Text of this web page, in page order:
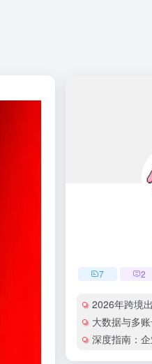
7 2
2026年跨境出海必看：如
大数据与多账号运营神
深度指南：企业邮箱预热